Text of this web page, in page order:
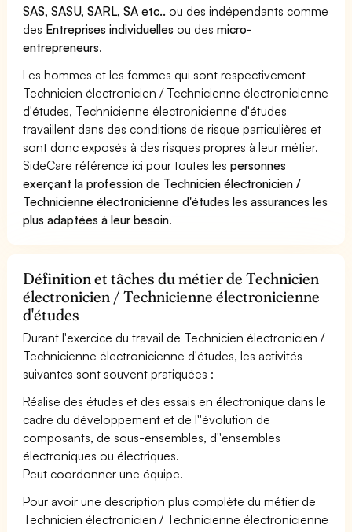
SAS, SASU, SARL, SA etc.. ou des indépendants comme
des Entreprises individuelles ou desmicro-
entrepreneurs.
Les hommes et les femmes qui sont respectivement
Technicien électronicien / Technicienne électronicienne
d'études, Technicienne électronicienne d'études
travaillent dans des conditions de risque particulières et
sont donc exposés à des risques propres à leur métier.
SideCare référence ici pour toutes lespersonnes
exerçant la profession de Technicien électronicien /
Technicienne électronicienne d'études les assurances les
plus adaptées à leur besoin.
Définition et tâches du métier de Technicien
électronicien / Technicienne électronicienne
d'études
Durant l'exercice du travail de Technicien électronicien /
Technicienne électronicienne d'études, les activités
suivantes sont souvent pratiquées :
Réalise des études et des essais en électronique dans le
cadre du développement et de l''évolution de
composants, de sous-ensembles, d''ensembles
électroniques ou électriques.
Peut coordonner une équipe.
Pour avoir une description plus complète du métier de
Technicien électronicien / Technicienne électronicienne